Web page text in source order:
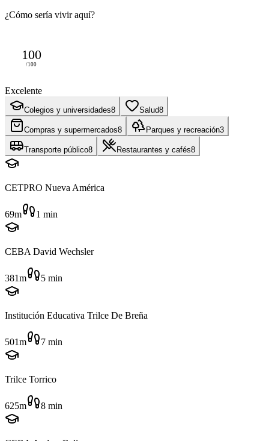
¿Cómo sería vivir aquí?
100
/100
Excelente
Colegios y universidades8 Salud8
Compras y supermercados8 Parques y recreación3
Transporte público8 Restaurantes y cafés8
CETPRO Nueva América
69m 1 min
CEBA David Wechsler
381m 5 min
Institución Educativa Trilce De Breña
501m 7 min
Trilce Torrico
625m 8 min